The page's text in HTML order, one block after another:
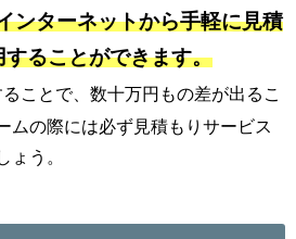
ンターネットから手軽に見積
ることができます。
ることで、数十万円もの差が出るこ
ムの際には必ず見積もりサービス
ょう。